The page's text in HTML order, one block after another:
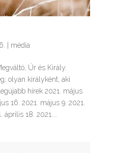
média
Úr és Király.
olyan királyként, aki
hírek 2021. május
16. 2021. május 9. 2021.
április 18. 2021....